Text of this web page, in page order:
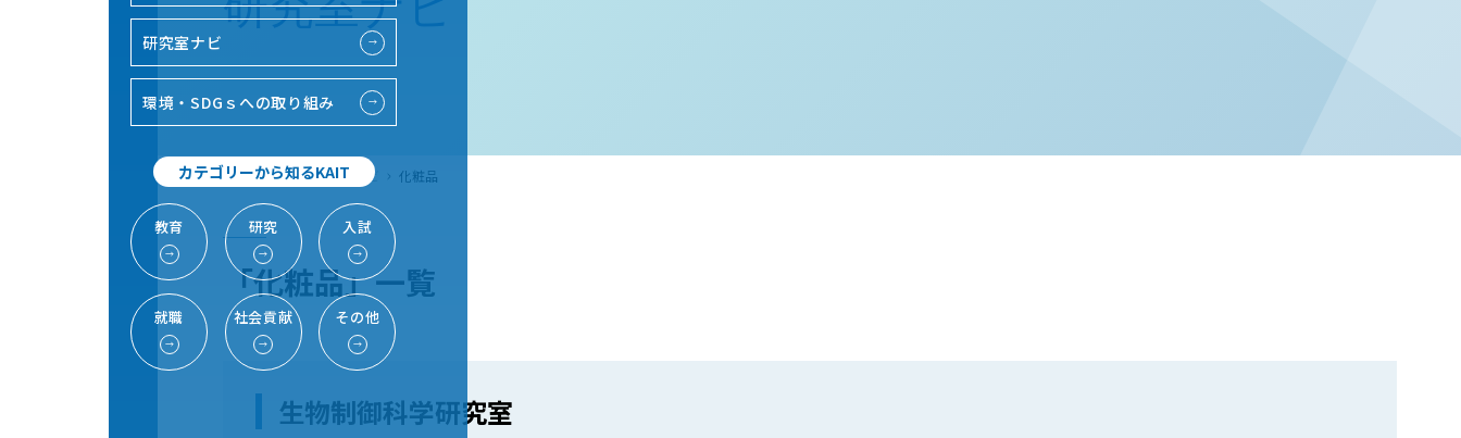
研究室ナビ →
環境・SDGｓへの取り組み →
カテゴリーから知るKAIT
教育
→
研究
→
入試
→
就職
→
社会貢献
→
その他
→
TOP 研究 研究室ナビ 化粧品
「化粧品」一覧
生物制御科学研究室